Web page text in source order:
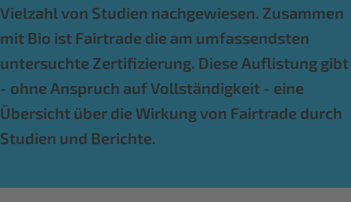
Vielzahl von Studien nachgewiesen. Zusammen
mit Bio ist Fairtrade die am umfassendsten
untersuchte Zertifizierung. Diese Auflistung gibt
- ohne Anspruch auf Vollständigkeit - eine
Übersicht über die Wirkung von Fairtrade durch
Studien und Berichte.